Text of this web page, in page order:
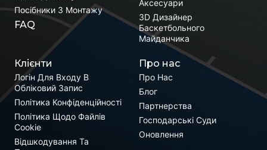
Аксесуари
3D Дизайнер
Баскетбольного
Майданчика
Посібники З Монтажу
FAQ
Клієнти
Логін Для Входу В
Обліковий Запис
Політика Конфіденційності
Політика Щодо Файлів
Cookie
Відшкодування Та
Про нас
Про Нас
Блог
Партнерства
Господарські Суди
Оновлення